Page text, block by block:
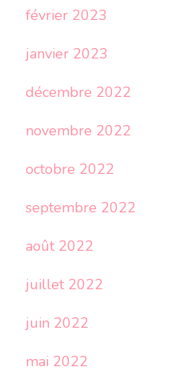
février 2023
janvier 2023
décembre 2022
novembre 2022
octobre 2022
septembre 2022
août 2022
juillet 2022
juin 2022
mai 2022